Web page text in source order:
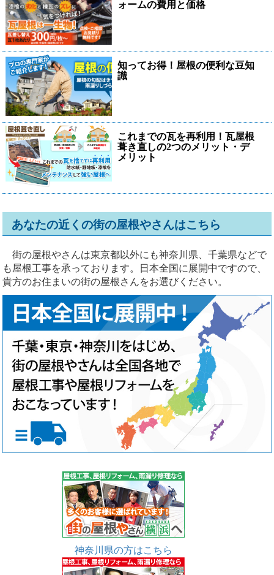
ォームの費用と価格
知ってお得！屋根の便利な豆知
識
これまでの瓦を再利用！瓦屋根
葺き直しの2つのメリット・デ
メリット
あなたの近くの街の屋根やさんはこちら
街の屋根やさんは東京都以外にも神奈川県、千葉県などで
も屋根工事を承っております。日本全国に展開中ですので、
貴方のお住まいの街の屋根さんをお選びください。
神奈川県の方はこちら